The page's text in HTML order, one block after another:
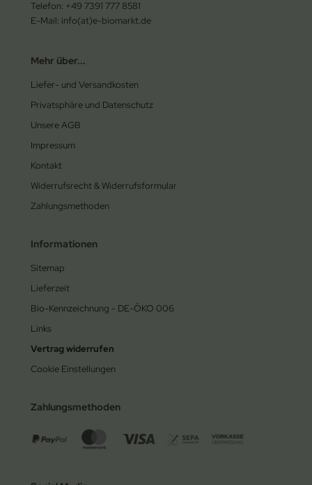
Telefon: +49 7391 777 8581
E-Mail: info(at)e-biomarkt.de
Mehr über...
Liefer- und Versandkosten
Privatsphäre und Datenschutz
Unsere AGB
Impressum
Kontakt
Widerrufsrecht & Widerrufsformular
Zahlungsmethoden
Informationen
Sitemap
Lieferzeit
Bio-Kennzeichnung - DE-ÖKO 006
Links
Vertrag widerrufen
Cookie Einstellungen
Zahlungsmethoden